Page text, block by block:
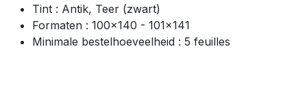
Tint : Antik, Teer (zwart)
Formaten : 100x140 - 101x141
Minimale bestelhoeveelheid : 5 feuilles